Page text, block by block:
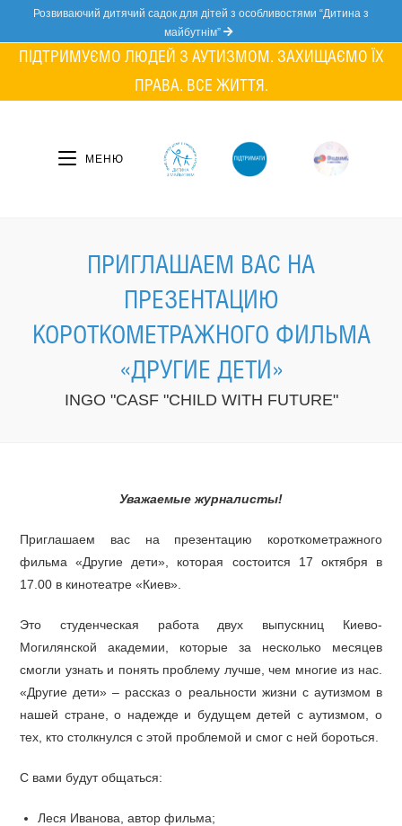
content
Розвиваючий дитячий садок для дітей з особливостями “Дитина з
майбутнім”
ПІДТРИМУЄМО ЛЮДЕЙ З АУТИЗМОМ. ЗАХИЩАЄМО ЇХ
ПРАВА. ВСЕ ЖИТТЯ.
МЕНЮ
ПРИГЛАШАЕМ ВАС НА
ПРЕЗЕНТАЦИЮ
КОРОТКОМЕТРАЖНОГО ФИЛЬМА
«ДРУГИЕ ДЕТИ»
INGO "CASF "CHILD WITH FUTURE"
Уважаемые журналисты!
Приглашаем вас на презентацию короткометражного
фильма «Другие дети», которая состоится 17 октября в
17.00 в кинотеатре «Киев».
Это студенческая работа двух выпускниц Киево-
Могилянской академии, которые за несколько месяцев
смогли узнать и понять проблему лучше, чем многие из нас.
«Другие дети» – рассказ о реальности жизни с аутизмом в
нашей стране, о надежде и будущем детей с аутизмом, о
тех, кто столкнулся с этой проблемой и смог с ней бороться.
С вами будут общаться:
Леся Иванова, автор фильма;